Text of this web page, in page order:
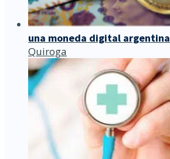
una moneda digital argentina
Quiroga